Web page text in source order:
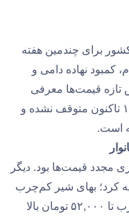
برای چندمین هفته
کمبود نهاده دامی و
قیمت‌ها معرفی
می‌شوند؛ جهشی که از ابتدای سال ۱۴۰۴ تاکنون متوقف نشده و
است.
مجدد قیمت‌ها بود. دیگر
کرد؛ بهای شیر کم‌چرب
به طور میانگین تا ۴۲,۵۰۰ تومان و پرچرب تا ۵۲,۰۰۰ تومان بالا